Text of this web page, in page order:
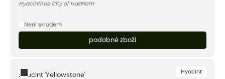
Hyacinthus City of Haarlem
Není skladem
podobné zboží
Hyacint
Hyacint 'Yellowstone'